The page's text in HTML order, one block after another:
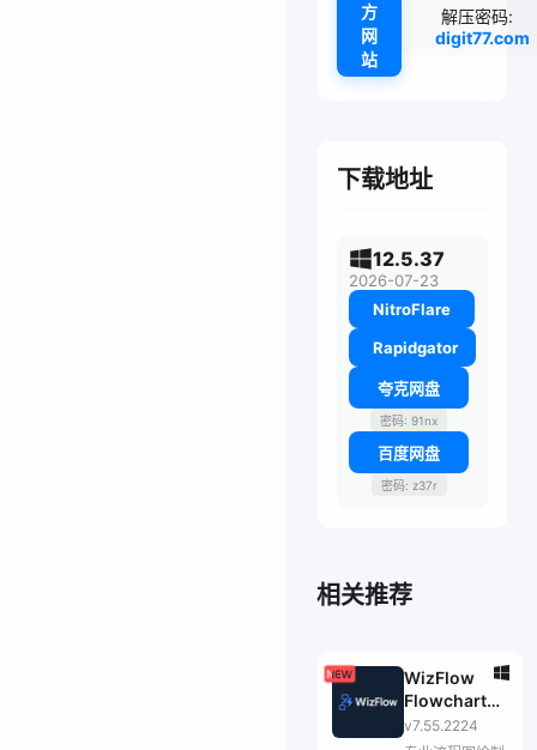
方
网
站
解压密码:
digit77.com
下载地址
12.5.37
2026-07-23
NitroFlare
Rapidgator
夸克网盘
密码: 91nx
百度网盘
密码: z37r
相关推荐
WizFlow
Flowcharter
Professional
v7.55.2224